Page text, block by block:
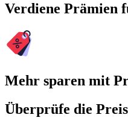
Verdiene Prämien
Mehr sparen mit
Überprüfe die